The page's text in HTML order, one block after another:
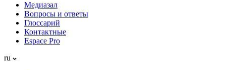
Медиазал
Вопросы и ответы
Глоссарий
Контактные
Espace Pro
ru